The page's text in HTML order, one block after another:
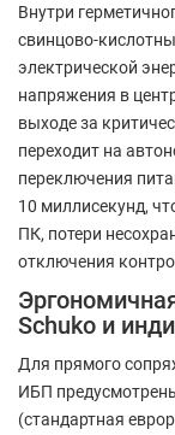
Внутри
свинцово-
электрической
напряжения в
выходе за
переходит на
переключения
10 миллисекунд,
ПК, потери
отключения
Schuko и
Для прямого
ИБП
(стандартная